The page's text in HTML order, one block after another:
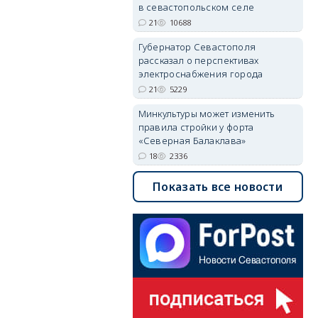
в севастопольском селе
21 10688
Губернатор Севастополя
рассказал о перспективах
электроснабжения города
21 5229
Минкультуры может изменить
правила стройки у форта
«Северная Балаклава»
18 2336
Показать все новости